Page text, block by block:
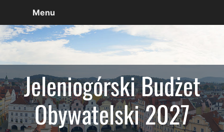
Menu
Jeleniogórski Budżet
Obywatelski 2027